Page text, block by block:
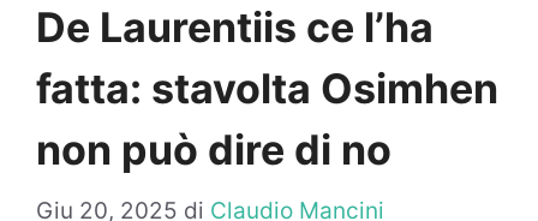
De Laurentiis ce l’ha
fatta: stavolta Osimhen
non può dire di no
Giu 20, 2025 di Claudio Mancini